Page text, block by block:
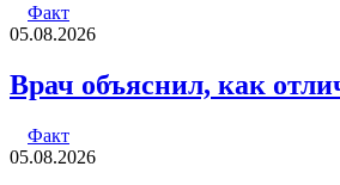
Факт
05.08.2026
Врач объяснил, как
Факт
05.08.2026